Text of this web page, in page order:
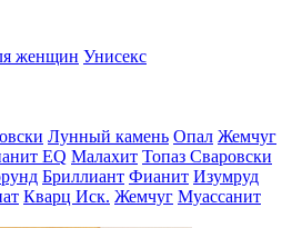
женщин Унисекс
Лунный камень Опал Жемчуг
EQ Малахит Топаз Сваровски
Бриллиант Фианит Изумруд
Кварц Иск. Жемчуг Муассанит